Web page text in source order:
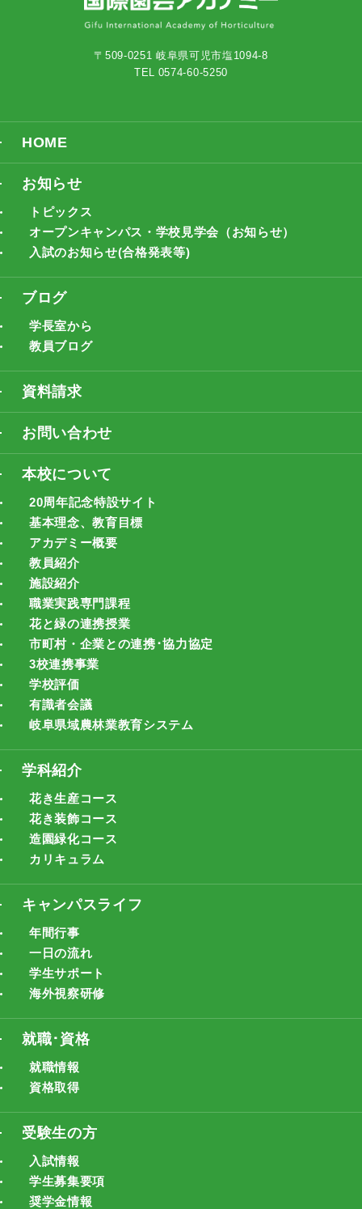
〒509-0251 岐阜県可児市塩1094-8
TEL 0574-60-5250
HOME
お知らせ
トピックス
オープンキャンパス・学校見学会（お知らせ）
入試のお知らせ(合格発表等)
ブログ
学長室から
教員ブログ
資料請求
お問い合わせ
本校について
20周年記念特設サイト
基本理念、教育目標
アカデミー概要
教員紹介
施設紹介
職業実践専門課程
花と緑の連携授業
市町村・企業との連携･協力協定
3校連携事業
学校評価
有識者会議
岐阜県域農林業教育システム
学科紹介
花き生産コース
花き装飾コース
造園緑化コース
カリキュラム
キャンパスライフ
年間行事
一日の流れ
学生サポート
海外視察研修
就職･資格
就職情報
資格取得
受験生の方
入試情報
学生募集要項
奨学金情報